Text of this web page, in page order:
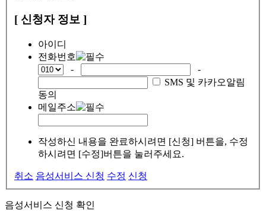
[ 신청자 정보 ]
아이디
전화번호
-
-
SMS 및 카카오알림
동의
메일주소
작성하신 내용을 완료하시려면 [신청] 버튼을, 수정
하시려면 [수정]버튼을 눌러주세요.
취소 음성서비스 신청 수정 신청
음성서비스 신청 확인